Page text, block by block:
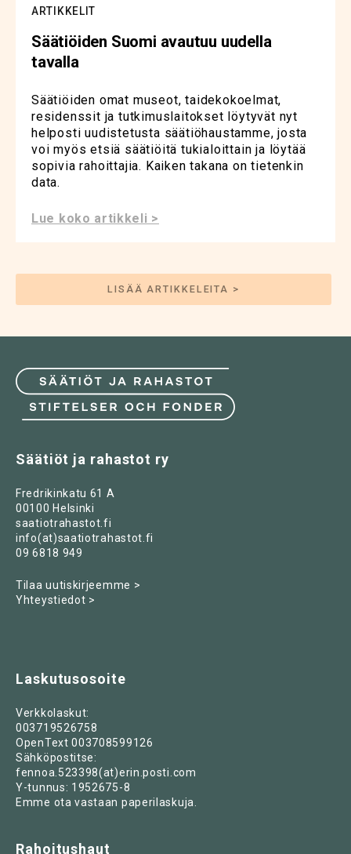
ARTIKKELIT
Säätiöiden Suomi avautuu uudella
tavalla
Säätiöiden omat museot, taidekokoelmat,
residenssit ja tutkimuslaitokset löytyvät nyt
helposti uudistetusta säätiöhaustamme, josta
voi myös etsiä säätiöitä tukialoittain ja löytää
sopivia rahoittajia. Kaiken takana on tietenkin
data.
Lue koko artikkeli >
LISÄÄ ARTIKKELEITA >
Säätiöt ja rahastot ry
Fredrikinkatu 61 A
00100 Helsinki
saatiotrahastot.fi
info(at)saatiotrahastot.fi
09 6818 949
Tilaa uutiskirjeemme >
Yhteystiedot >
Laskutusosoite
Verkkolaskut:
003719526758
OpenText 003708599126
Sähköpostitse:
fennoa.523398(at)erin.posti.com
Y-tunnus: 1952675-8
Emme ota vastaan paperilaskuja.
Rahoitushaut